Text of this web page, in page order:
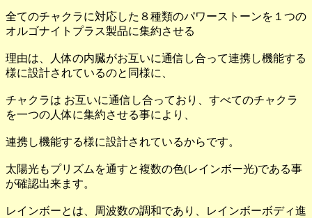
全てのチャクラに対応した８種類のパワーストーンを１つの
オルゴナイトプラス製品に集約させる
理由は、人体の内臓がお互いに通信し合って連携し機能する
様に設計されているのと同様に、
チャクラは お互いに通信し合っており、すべてのチャクラ
を一つの人体に集約させる事により、
連携し機能する様に設計されているからです。
太陽光もプリズムを通すと複数の色(レインボー光)である事
が確認出来ます。
レインボーとは、周波数の調和であり、レインボーボディ進